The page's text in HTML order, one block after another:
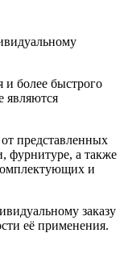
и более быстрого
являются
представленных
фурнитуре, а также
и
заказу
её применения.